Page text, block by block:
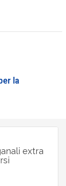
la
extra